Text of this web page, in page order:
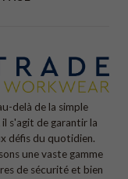
delà de la simple
s'agit de garantir la
défis du quotidien.
une vaste gamme
de sécurité et bien